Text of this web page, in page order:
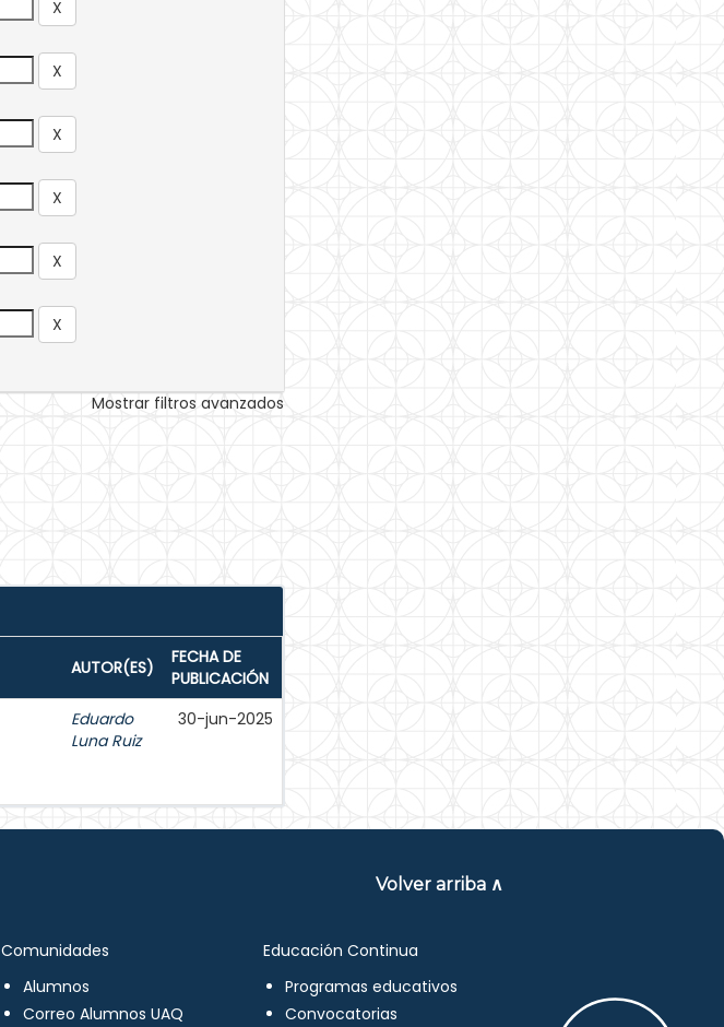
Mostrar filtros avanzados
AUTOR(ES)
FECHA DE
PUBLICACIÓN
Eduardo
Luna Ruiz
30-jun-2025
Volver arriba ∧
Comunidades
Alumnos
Correo Alumnos UAQ
Educación Continua
Programas educativos
Convocatorias